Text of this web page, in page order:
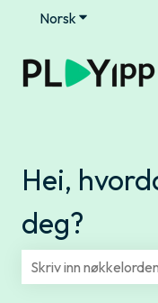
Norsk Vis
Hei,
deg?